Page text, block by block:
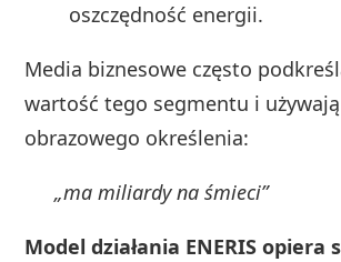
oszczędność energii.
Media biznesowe często
wartość tego segmentu i
obrazowego określenia:
„ma miliardy na śmieci”
Model działania ENERIS opiera